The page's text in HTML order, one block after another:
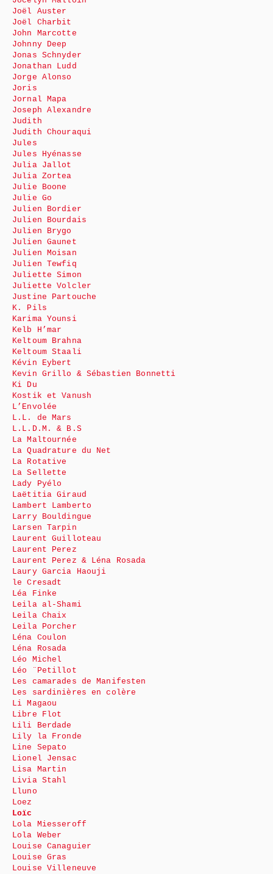
Joël Auster
Joël Charbit
John Marcotte
Johnny Deep
Jonas Schnyder
Jonathan Ludd
Jorge Alonso
Joris
Jornal Mapa
Joseph Alexandre
Judith
Judith Chouraqui
Jules
Jules Hyénasse
Julia Jallot
Julia Zortea
Julie Boone
Julie Go
Julien Bordier
Julien Bourdais
Julien Brygo
Julien Gaunet
Julien Moisan
Julien Tewfiq
Juliette Simon
Juliette Volcler
Justine Partouche
K. Pils
Karima Younsi
Kelb H’mar
Keltoum Brahna
Keltoum Staali
Kévin Eybert
Kevin Grillo & Sébastien Bonnetti
Ki Du
Kostik et Vanush
L’Envolée
L.L. de Mars
L.L.D.M. & B.S
La Maltournée
La Quadrature du Net
La Rotative
La Sellette
Lady Pyélo
Laëtitia Giraud
Lambert Lamberto
Larry Bouldingue
Larsen Tarpin
Laurent Guilloteau
Laurent Perez
Laurent Perez & Léna Rosada
Laury Garcia Haouji
le Cresadt
Léa Finke
Leila al-Shami
Leila Chaix
Leila Porcher
Léna Coulon
Léna Rosada
Léo Michel
Léo ¨Petillot
Les camarades de Manifesten
Les sardinières en colère
Li Magaou
Libre Flot
Lili Berdade
Lily la Fronde
Line Sepato
Lionel Jensac
Lisa Martin
Livia Stahl
Lluno
Loez
Loïc
Lola Miesseroff
Lola Weber
Louise Canaguier
Louise Gras
Louise Villeneuve